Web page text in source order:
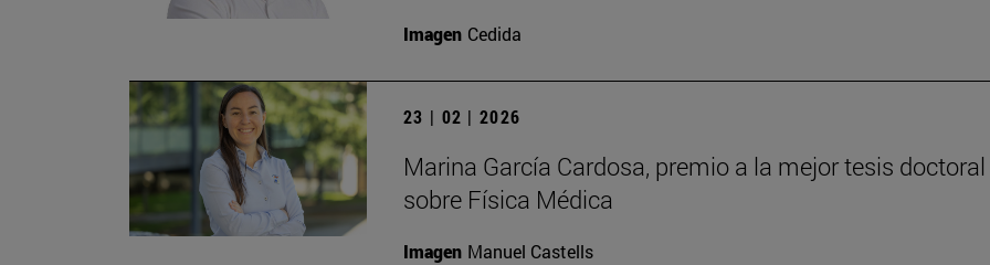
Imagen Cedida
23 | 02 | 2026
Marina García Cardosa, premio a la mejor tesis doctoral
sobre Física Médica
Imagen Manuel Castells